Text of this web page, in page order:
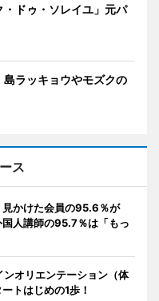
ドゥ・ソレイユ」元パ
ラッキョウやモズクの
ス
見かけた会員の95.6％が
国人講師の95.7％は「もっ
オリエンテーション（体
トはじめの1歩！